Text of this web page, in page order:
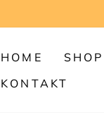
HOME SHOP
KONTAKT